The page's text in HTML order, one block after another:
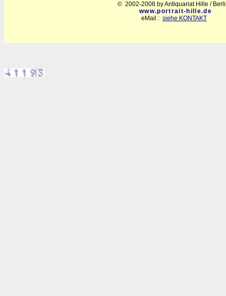
© 2002-2008 by Antiquariat Hille /
www.portrait-hille.de
eMail : siehe KONTAKT